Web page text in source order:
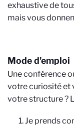
exhaustive de
mais vous
Mode d'emploi
Une conférence
votre curiosité et
votre structure ?
Je prends